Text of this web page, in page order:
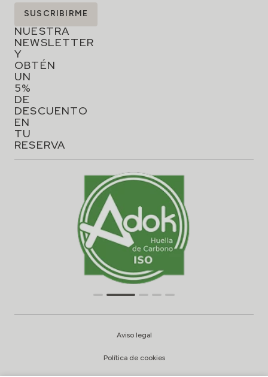
SUSCRÍBETE
NUESTRA
NEWSLETTER
Y
OBTÉN
UN
5%
DE
DESCUENTO
EN
TU
RESERVA
SUSCRIBIRME
Aviso legal
Política de cookies